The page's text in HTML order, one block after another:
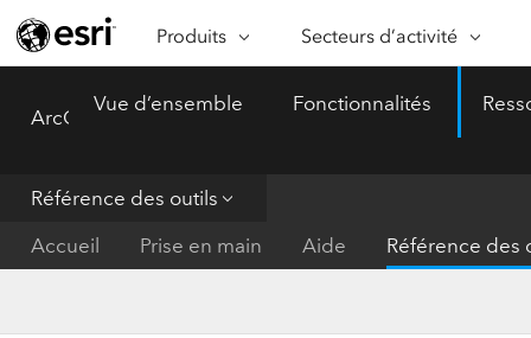
Produits
ARCGIS
ArcGIS Online
Plateforme de cartographie SaaS
Secteurs d’activité
SECTEURS D’ACTIVITÉ
Protection de
ArcGIS Pro
Vue d’ensemble Fonctionnalités
Référence des outils
Accueil
Prise en main Aide Référence des